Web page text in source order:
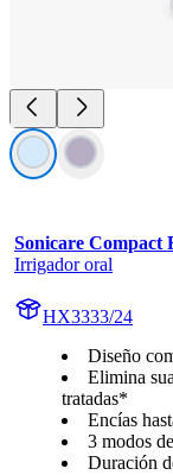
Sonicare Compact
Irrigador oral
HX3333/24
Diseño
Elimina
tratadas*
Encías
3 modos
Duración